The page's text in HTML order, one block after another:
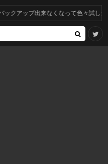
プ出来なくなって色々試したけど